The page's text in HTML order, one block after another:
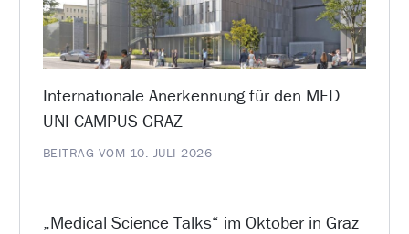
Internationale Anerkennung für den MED
UNI CAMPUS GRAZ
BEITRAG VOM 10. JULI 2026
„Medical Science Talks“ im Oktober in Graz